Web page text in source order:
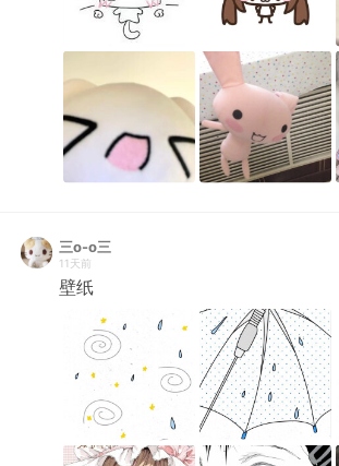
三o-o三
11天前
壁纸